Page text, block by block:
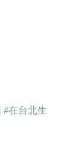
#在台北生